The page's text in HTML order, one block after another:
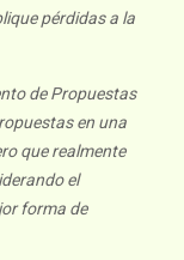
pérdidas a la
de Propuestas
en una
que realmente
el
forma de